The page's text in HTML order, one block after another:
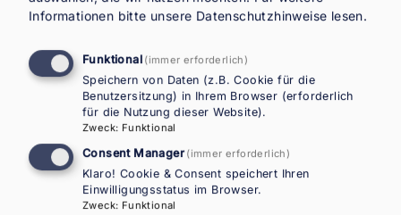
This third version contains almost 100 new entries
and over 120 major amendments to existing ones
to reflect new terminology and expressions, as
well as evolutions in the usage of existing terms
that have been introduced through the new
legislation and policy on asylum and migration in
Informationen bitte unsere Datenschutzhinweise lesen.
Funktional (immer erforderlich)
Speichern von Daten (z.B. Cookie für die
Benutzersitzung) in Ihrem Browser (erforderlich
für die Nutzung dieser Website).
Zweck: Funktional
Consent Manager (immer erforderlich)
Klaro! Cookie & Consent speichert Ihren
Einwilligungsstatus im Browser.
Zweck: Funktional